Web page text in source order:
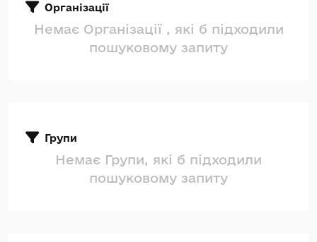
Організації
Немає Організації , які б підходили
пошуковому запиту
Групи
Немає Групи, які б підходили
пошуковому запиту